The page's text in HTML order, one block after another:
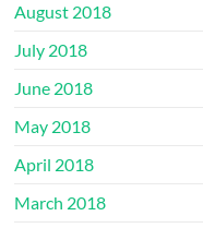
August 2018
July 2018
June 2018
May 2018
April 2018
March 2018